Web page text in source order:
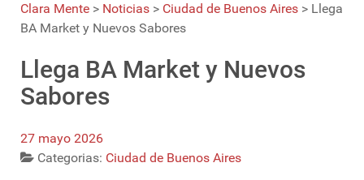
Clara Mente > Noticias > Ciudad de Buenos Aires > Llega
BA Market y Nuevos Sabores
Llega BA Market y Nuevos
Sabores
27 mayo 2026
Categorias: Ciudad de Buenos Aires